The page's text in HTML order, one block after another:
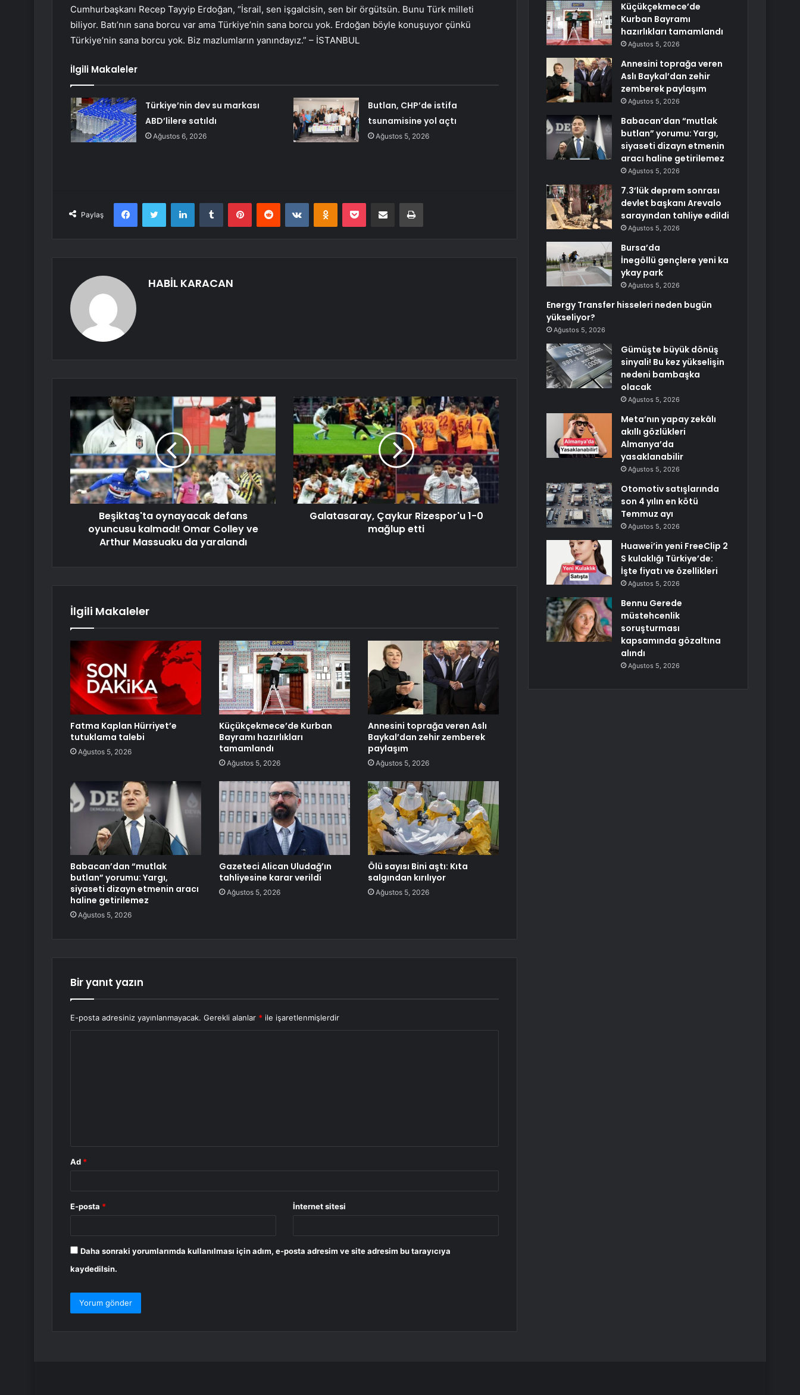
Cumhurbaşkanı Recep Tayyip Erdoğan, “İsrail, sen işgalcisin, sen bir örgütsün. Bunu Türk milleti
biliyor. Batı’nın sana borcu var ama Türkiye’nin sana borcu yok. Erdoğan böyle konuşuyor çünkü
Türkiye’nin sana borcu yok. Biz mazlumların yanındayız.” – İSTANBUL
İlgili Makaleler
Türkiye’nin dev su markası
ABD’lilere satıldı
Ağustos 6, 2026
Butlan, CHP’de istifa
tsunamisine yol açtı
Ağustos 5, 2026
Paylaş
FacebookTwitter LinkedInTumblr PinterestReddit VKontakteOdnoklassniki
Pocket E-Posta ile paylaş Yazdır
HABİL KARACAN
Beşiktaş'ta oynayacak defans
oyuncusu kalmadı! Omar Colley ve
Arthur Massuaku da yaralandı
Galatasaray, Çaykur Rizespor'u 1-0
mağlup etti
İlgili Makaleler
Fatma Kaplan Hürriyet’e
tutuklama talebi
Ağustos 5, 2026
Küçükçekmece’de Kurban
Bayramı hazırlıkları
tamamlandı
Ağustos 5, 2026
Annesini toprağa veren Aslı
Baykal’dan zehir zemberek
paylaşım
Ağustos 5, 2026
Babacan’dan “mutlak
butlan” yorumu: Yargı,
siyaseti dizayn etmenin aracı
haline getirilemez
Ağustos 5, 2026
Gazeteci Alican Uludağ’ın
tahliyesine karar verildi
Ağustos 5, 2026
Ölü sayısı Bini aştı: Kıta
salgından kırılıyor
Ağustos 5, 2026
Bir yanıt yazın
E-posta adresiniz yayınlanmayacak. Gerekli alanlar * ile işaretlenmişlerdir
Ad *
E-posta * İnternet sitesi
Daha sonraki yorumlarımda kullanılması için adım, e-posta adresim ve site adresim bu tarayıcıya
kaydedilsin.
Küçükçekmece’de
Kurban Bayramı
hazırlıkları tamamlandı
Ağustos 5, 2026
Annesini toprağa veren
Aslı Baykal’dan zehir
zemberek paylaşım
Ağustos 5, 2026
Babacan’dan “mutlak
butlan” yorumu: Yargı,
siyaseti dizayn etmenin
aracı haline getirilemez
Ağustos 5, 2026
7.3’lük deprem sonrası
devlet başkanı Arevalo
sarayından tahliye edildi
Ağustos 5, 2026
Bursa’da
İnegöllü gençlere yeni ka
ykay park
Ağustos 5, 2026
Energy Transfer hisseleri neden bugün
yükseliyor?
Ağustos 5, 2026
Gümüşte büyük dönüş
sinyali! Bu kez yükselişin
nedeni bambaşka
olacak
Ağustos 5, 2026
Meta’nın yapay zekâlı
akıllı gözlükleri
Almanya’da
yasaklanabilir
Ağustos 5, 2026
Otomotiv satışlarında
son 4 yılın en kötü
Temmuz ayı
Ağustos 5, 2026
Huawei’in yeni FreeClip 2
S kulaklığı Türkiye’de:
İşte fiyatı ve özellikleri
Ağustos 5, 2026
Bennu Gerede
müstehcenlik
soruşturması
kapsamında gözaltına
alındı
Ağustos 5, 2026